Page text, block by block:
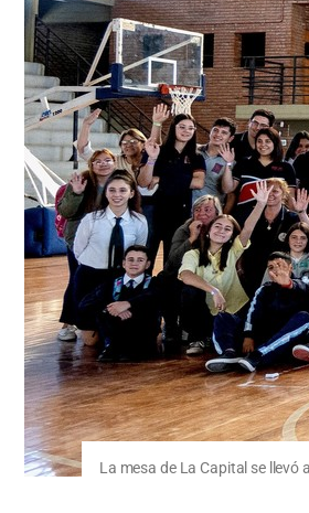
La mesa de La Capital se